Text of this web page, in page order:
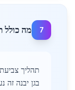
7 מה כולל
תהליך